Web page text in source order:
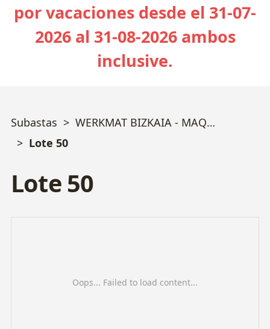
por vacaciones desde el 31-07-
2026 al 31-08-2026 ambos
inclusive.
Subastas
WERKMAT BIZKAIA - MAQUINARIA TROQUELERÍA y MECANIZADO
Lote 50
Lote 50
Oops... Failed to load content...